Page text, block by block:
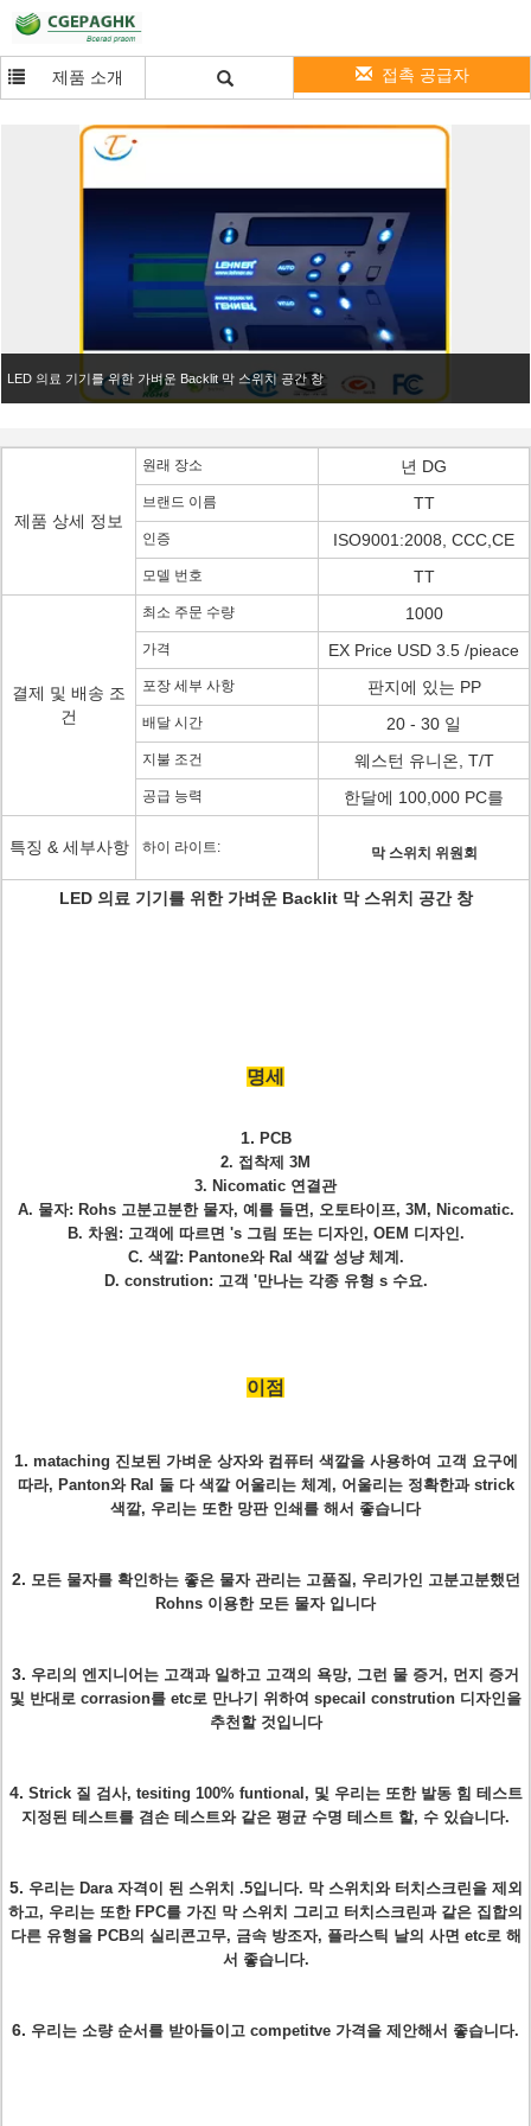
제품 소개 접촉 공급자
LED 의료 기기를 위한 가벼운 Backlit 막 스위치 공간 창
제품 상세 정보
원래 장소 년 DG
브랜드 이름 TT
인증 ISO9001:2008, CCC,CE
모델 번호 TT
결제 및 배송 조
건
최소 주문 수량 1000
가격 EX Price USD 3.5 /pieace
포장 세부 사항 판지에 있는 PP
배달 시간 20 - 30 일
지불 조건 웨스턴 유니온, T/T
공급 능력 한달에 100,000 PC를
특징 & 세부사항 하이 라이트: 막 스위치 위원회
LED 의료 기기를 위한 가벼운 Backlit 막 스위치 공간 창
명세
1. PCB
2. 접착제 3M
3. Nicomatic 연결관
A. 물자: Rohs 고분고분한 물자, 예를 들면, 오토타이프, 3M, Nicomatic.
B. 차원: 고객에 따르면 's 그림 또는 디자인, OEM 디자인.
C. 색깔: Pantone와 Ral 색깔 성냥 체계.
D. constrution: 고객 '만나는 각종 유형 s 수요.
이점
1. mataching 진보된 가벼운 상자와 컴퓨터 색깔을 사용하여 고객 요구에
따라, Panton와 Ral 둘 다 색깔 어울리는 체계, 어울리는 정확한과 strick
색깔, 우리는 또한 망판 인쇄를 해서 좋습니다
2. 모든 물자를 확인하는 좋은 물자 관리는 고품질, 우리가인 고분고분했던
Rohns 이용한 모든 물자 입니다
3. 우리의 엔지니어는 고객과 일하고 고객의 욕망, 그런 물 증거, 먼지 증거
및 반대로 corrasion를 etc로 만나기 위하여 specail constrution 디자인을
추천할 것입니다
4. Strick 질 검사, tesiting 100% funtional, 및 우리는 또한 발동 힘 테스트
지정된 테스트를 겸손 테스트와 같은 평균 수명 테스트 할, 수 있습니다.
5. 우리는 Dara 자격이 된 스위치 .5입니다. 막 스위치와 터치스크린을 제외
하고, 우리는 또한 FPC를 가진 막 스위치 그리고 터치스크린과 같은 집합의
다른 유형을 PCB의 실리콘고무, 금속 방조자, 플라스틱 날의 사면 etc로 해
서 좋습니다.
6. 우리는 소량 순서를 받아들이고 competitve 가격을 제안해서 좋습니다.